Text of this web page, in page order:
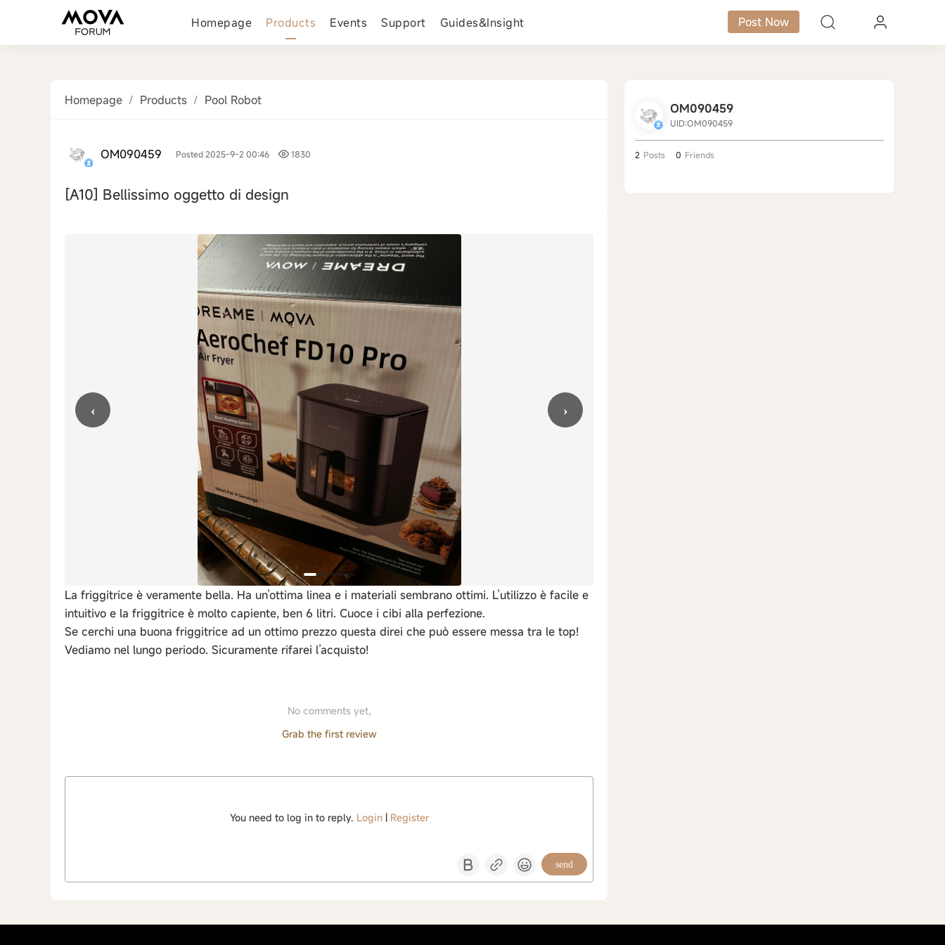
Homepage Products Events Support Guides&Insight Post Now
Homepage / Products / Pool Robot
OM090459 Posted 2025-9-2 00:46 1830
[A10] Bellissimo oggetto di design
‹ ›
La friggitrice è veramente bella. Ha un’ottima linea e i materiali sembrano ottimi. L’utilizzo è facile e
intuitivo e la friggitrice è molto capiente, ben 6 litri. Cuoce i cibi alla perfezione.
Se cerchi una buona friggitrice ad un ottimo prezzo questa direi che può essere messa tra le top!
Vediamo nel lungo periodo. Sicuramente rifarei l’acquisto!
No comments yet,
Grab the first review
You need to log in to reply. Login| Register
send
OM090459
UID:OM090459
2 Posts 0 Friends